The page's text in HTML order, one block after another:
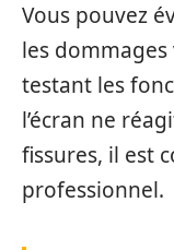
Vous pouvez
les dommages
testant les
l’écran ne
fissures, il est
professionnel.